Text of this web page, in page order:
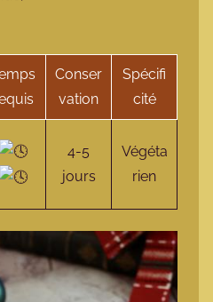
Conser
vation
Spécifi
cité
4-5
jours
Végéta
rien